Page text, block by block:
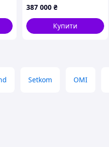
387 000 ₴
Купити
Setkom OMI